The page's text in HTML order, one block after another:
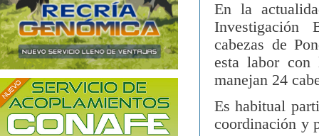
En la
Investigación
cabezas de
esta labor
manejan 24
Es habitual
coordinación y